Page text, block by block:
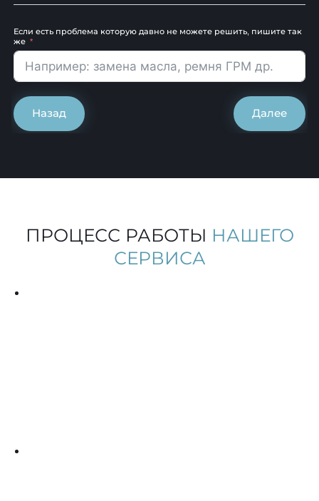
Если есть проблема которую давно не можете решить, пишите так
же
Назад Далее
ПРОЦЕСС РАБОТЫ НАШЕГО
СЕРВИСА